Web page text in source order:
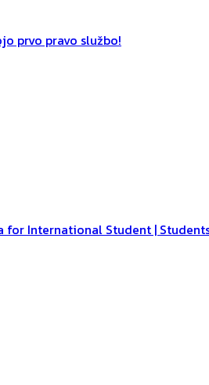
prvo pravo službo!
for International Student |